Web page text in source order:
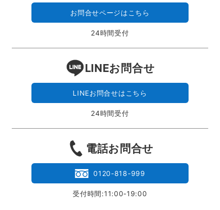
お問合せページはこちら
24時間受付
LINEお問合せ
LINEお問合せはこちら
24時間受付
電話お問合せ
0120-818-999
受付時間:11:00-19:00